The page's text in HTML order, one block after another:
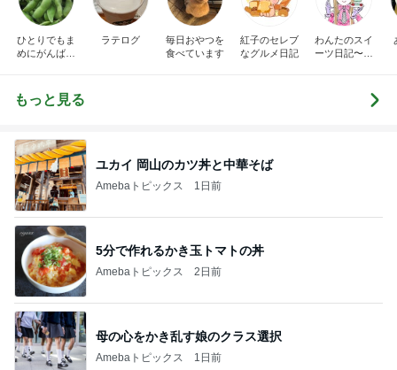
ひとりでもま
めにがんばる
ラテログ
毎日おやつを
食べています
紅子のセレブ
なグルメ日記
わんたのスイ
ーツ日記〜小
もっと見る
ユカイ 岡山のカツ丼と中華そば
Amebaトピックス 1日前
5分で作れるかき玉トマトの丼
Amebaトピックス 2日前
母の心をかき乱す娘のクラス選択
Amebaトピックス 1日前